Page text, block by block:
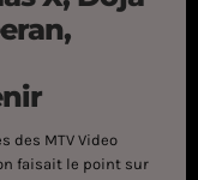
des MTV Video
faisait le point sur